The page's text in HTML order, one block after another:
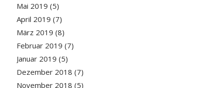
Mai 2019 (5)
April 2019 (7)
März 2019 (8)
Februar 2019 (7)
Januar 2019 (5)
Dezember 2018 (7)
November 2018 (5)